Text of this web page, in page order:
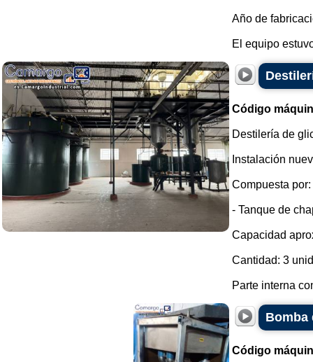
Año de
El equipo
Código
Destilería de
Instalación
Compuesta por:
- Tanque de
Capacidad
Cantidad: 3
Parte interna
Bomba
Código